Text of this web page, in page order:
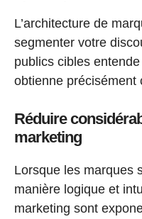
L’architecture de
segmenter votre
publics cibles
obtienne précisément
Réduire
marketing
Lorsque les marques
manière logique et
marketing sont